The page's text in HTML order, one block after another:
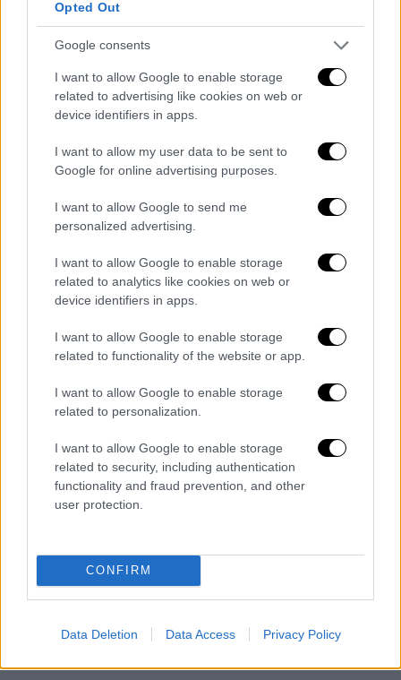
Opted Out
Google consents
I want to allow Google to enable storage
related to advertising like cookies on web or
device identifiers in apps.
I want to allow my user data to be sent to
Google for online advertising purposes.
I want to allow Google to send me
personalized advertising.
I want to allow Google to enable storage
related to analytics like cookies on web or
device identifiers in apps.
I want to allow Google to enable storage
related to functionality of the website or app.
I want to allow Google to enable storage
related to personalization.
I want to allow Google to enable storage
related to security, including authentication
functionality and fraud prevention, and other
user protection.
CONFIRM
Data Deletion Data Access Privacy Policy
Copyright: Julien's Auctions
Το 2019 ήταν μεταξύ των εκθεμάτων στο
Παλάτι του Κένσινγκτον στην έκθεση
«Diana: Her Fashion Story».
δημιούργησαν το πουκάμισο
επαναχρησιμοποιώντας ένα από τα
φορέματά τους, σύμφωνα με τον
οίκο
δημοπρασιών.
Ο αγοραστής του πουκάμισου θα λάβει
επίσης μια υπογεγραμμένη επιστολή
γνησιότητας από την Ελίζαμπεθ Εμάνουελ
και ένα αντίγραφο του βιβλίου του 1998
«Diana: Her Life in Fashion» της Τζορτζίνα
Χάουελ. Ο οίκος δημοπρασιών αναμένει ότι
θα πωληθεί από80.000 έως 100.000 δολάρια.
video